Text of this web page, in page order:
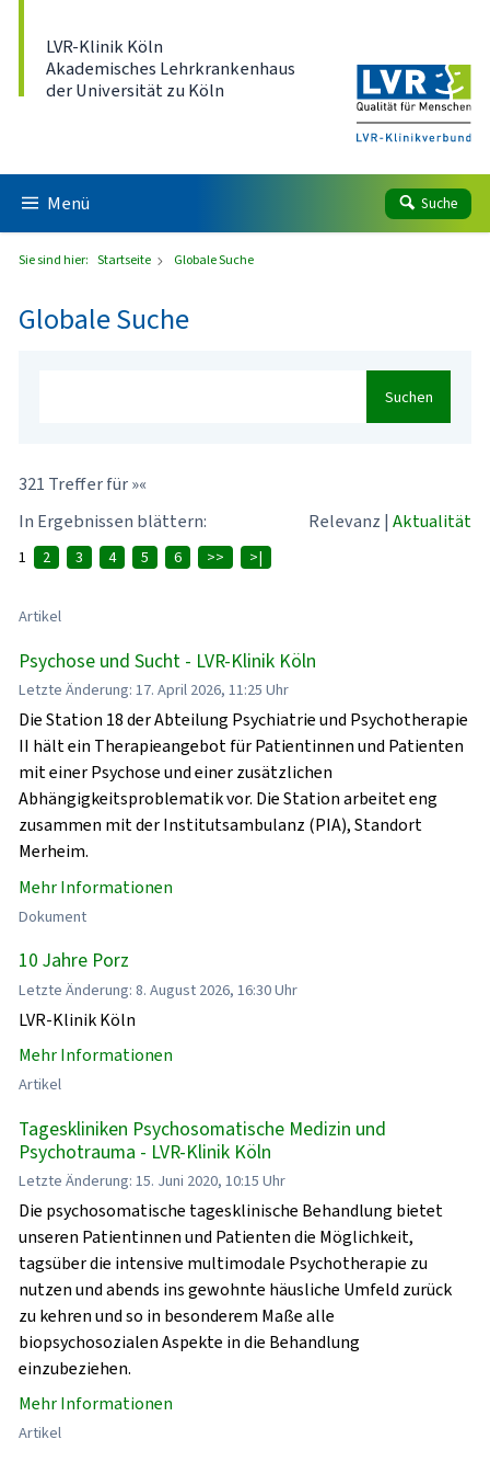
LVR-Klinik Köln
Akademisches Lehrkrankenhaus
der Universität zu Köln
Menü Suche
Sie sind hier: Startseite Globale Suche
Globale Suche
Suchen
321 Treffer für »«
In Ergebnissen blättern:
Relevanz | Aktualität
1 2 3 4 5 6 >> >|
Artikel
Psychose und Sucht - LVR-Klinik Köln
Letzte Änderung: 17. April 2026, 11:25 Uhr
Die Station 18 der Abteilung Psychiatrie und Psychotherapie
II hält ein Therapieangebot für Patientinnen und Patienten
mit einer Psychose und einer zusätzlichen
Abhängigkeitsproblematik vor. Die Station arbeitet eng
zusammen mit der Institutsambulanz (PIA), Standort
Merheim.
Mehr Informationen
Dokument
10 Jahre Porz
Letzte Änderung: 8. August 2026, 16:30 Uhr
LVR-Klinik Köln
Mehr Informationen
Artikel
Tageskliniken Psychosomatische Medizin und
Psychotrauma - LVR-Klinik Köln
Letzte Änderung: 15. Juni 2020, 10:15 Uhr
Die psychosomatische tagesklinische Behandlung bietet
unseren Patientinnen und Patienten die Möglichkeit,
tagsüber die intensive multimodale Psychotherapie zu
nutzen und abends ins gewohnte häusliche Umfeld zurück
zu kehren und so in besonderem Maße alle
biopsychosozialen Aspekte in die Behandlung
einzubeziehen.
Mehr Informationen
Artikel